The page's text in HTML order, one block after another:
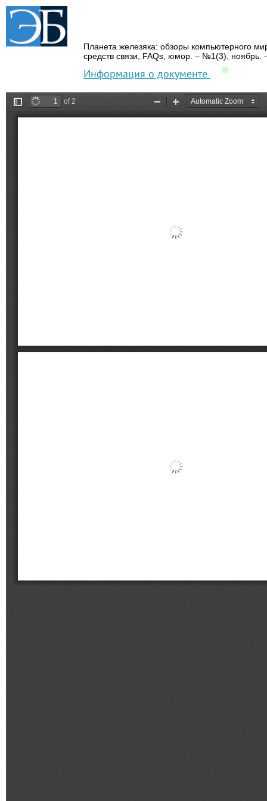
Планета железяка: обзоры компьютерного
средств связи,
FAQs, юмор. – №1(3), ноябрь.
Информация о документе